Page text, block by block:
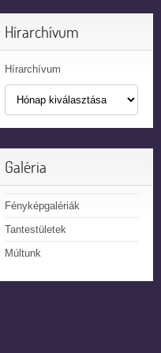
Hírarchívum
Hírarchívum
Galéria
Fényképgalériák
Tantestületek
Múltunk